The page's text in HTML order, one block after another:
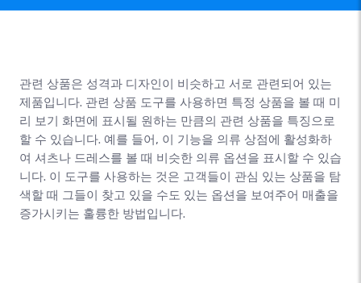
관련 상품은 성격과 디자인이 비슷하고 서로 관련되어 있는
제품입니다. 관련 상품 도구를 사용하면 특정 상품을 볼 때 미
리 보기 화면에 표시될 원하는 만큼의 관련 상품을 특징으로
할 수 있습니다. 예를 들어, 이 기능을 의류 상점에 활성화하
여 셔츠나 드레스를 볼 때 비슷한 의류 옵션을 표시할 수 있습
니다. 이 도구를 사용하는 것은 고객들이 관심 있는 상품을 탐
색할 때 그들이 찾고 있을 수도 있는 옵션을 보여주어 매출을
증가시키는 훌륭한 방법입니다.